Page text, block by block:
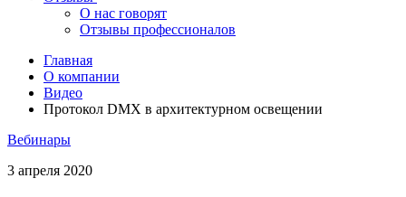
О нас говорят
Отзывы профессионалов
Главная
О компании
Видео
Протокол DMX в архитектурном освещении
Вебинары
3 апреля 2020